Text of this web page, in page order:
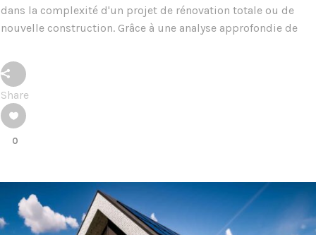
dans la complexité d'un projet de rénovation totale ou de
nouvelle construction. Grâce à une analyse approfondie de
Share
0